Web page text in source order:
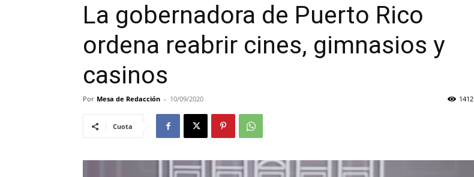
La gobernadora de Puerto Rico
ordena reabrir cines, gimnasios y
casinos
Por Mesa de Redacción - 10/09/2020 1412
Cuota